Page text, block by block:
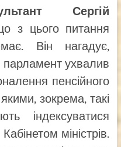
Сергій
з цього питання
Він нагадує,
ухвалив
пенсійного
зокрема, такі
індексуватися
міністрів.